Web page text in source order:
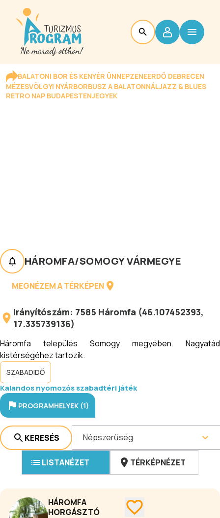
BALATONI BOR ÉS KENYÉR ÜNNEPZENEERDŐ DEBRECEN
MÉZESVÖLGYI NYÁRBORBUSZ A BALATONNÁLJAZZ & BLUES
RETRO NAP BUDAPESTENJEGYEK
HÁROMFA/SOMOGY VÁRMEGYE
MEGNÉZEM A TÉRKÉPEN
Irányítószám: 7585 Háromfa (46.107452393,
17.335739136)
Háromfa település Somogy megyében. Nagyatád
kistérségéhez tartozik.
SZABADIDŐ
Kalandos nyomozós szabadtéri játék
PROGRAMHELYEK (1)
KERESÉS Népszerűség
LISTANÉZET TÉRKÉPNÉZET
HÁROMFA
HORGÁSZTÓ